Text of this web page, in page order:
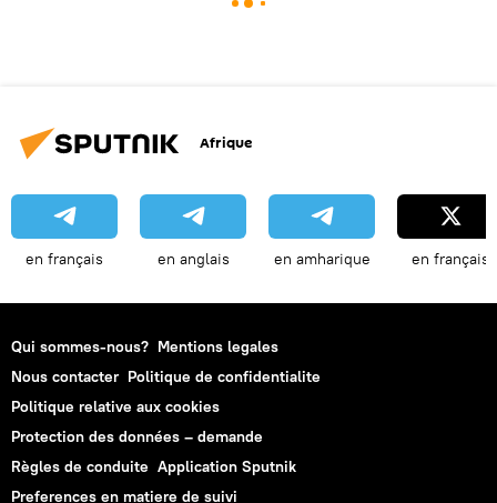
Afrique
en français en anglais en amharique en français
Qui sommes-nous? Mentions legales
Nous contacter Politique de confidentialite
Politique relative aux cookies
Protection des données – demande
Règles de conduite Application Sputnik
Preferences en matiere de suivi